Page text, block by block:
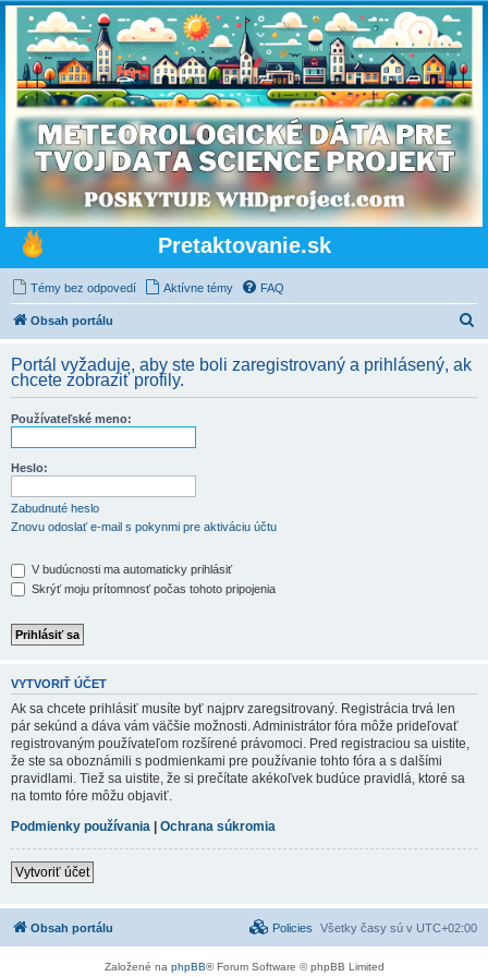
Pretaktovanie.sk
Témy bez odpovedí Aktívne témy FAQ
Obsah portálu
d
Portál vyžaduje, aby ste boli zaregistrovaný a prihlásený, ak
chcete zobraziť profily.
Používateľské meno:
Heslo:
Zabudnuté heslo
Znovu odoslať e-mail s pokynmi pre aktiváciu účtu
V budúcnosti ma automaticky prihlásiť
Skrýť moju prítomnosť počas tohoto pripojenia
VYTVORIŤ ÚČET
Ak sa chcete prihlásiť musíte byť najprv zaregsitrovaný. Registrácia trvá len
pár sekúnd a dáva vám väčšie možnosti. Administrátor fóra môže prideľovať
registrovaným používateľom rozšírené právomoci. Pred registraciou sa uistite,
že ste sa oboznámili s podmienkami pre používanie tohto fóra a s dalšími
pravidlami. Tiež sa uistite, že si prečítate akékoľvek budúce pravidlá, ktoré sa
na tomto fóre môžu objaviť.
Podmienky používania | Ochrana súkromia
Vytvoriť účet
Obsah portálu Všetky časy sú v UTC+02:00
Policies
Založené na phpBB® Forum Software © phpBB Limited